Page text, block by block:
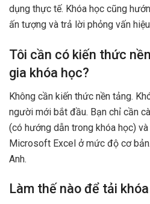
dụng thực tế. Khóa học cũng
ấn tượng và trả lời phỏng vấn
Tôi cần có kiến thức
gia khóa học?
Không cần kiến thức nền tảng.
người mới bắt đầu. Bạn chỉ cần
(có hướng dẫn trong khóa học)
Microsoft Excel ở mức độ cơ
Anh.
Làm thế nào để tải